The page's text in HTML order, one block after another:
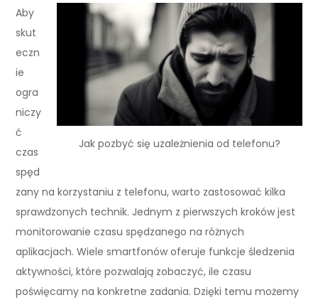
Jak pozbyć się uzależnienia od telefonu?
Aby
skut
eczn
ie
ogra
niczy
ć
czas
spęd
zany na korzystaniu z telefonu, warto zastosować kilka
sprawdzonych technik. Jednym z pierwszych kroków jest
monitorowanie czasu spędzanego na różnych
aplikacjach. Wiele smartfonów oferuje funkcje śledzenia
aktywności, które pozwalają zobaczyć, ile czasu
poświęcamy na konkretne zadania. Dzięki temu możemy